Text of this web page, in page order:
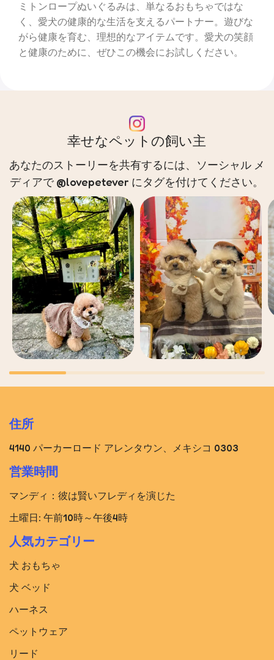
ミトンロープぬいぐるみは、単なるおもちゃではな
く、愛犬の健康的な生活を支えるパートナー。遊びな
がら健康を育む、理想的なアイテムです。愛犬の笑顔
と健康のために、ぜひこの機会にお試しください。
幸せなペットの飼い主
あなたのストーリーを共有するには、ソーシャル メ
ディアで @lovepetever にタグを付けてください。
住所
4140 パーカーロード アレンタウン、メキシコ 0303
営業時間
マンディ：彼は賢いフレディを演じた
土曜日: 午前10時～午後4時
人気カテゴリー
犬 おもちゃ
犬 ベッド​
ハーネス
ペットウェア
リード